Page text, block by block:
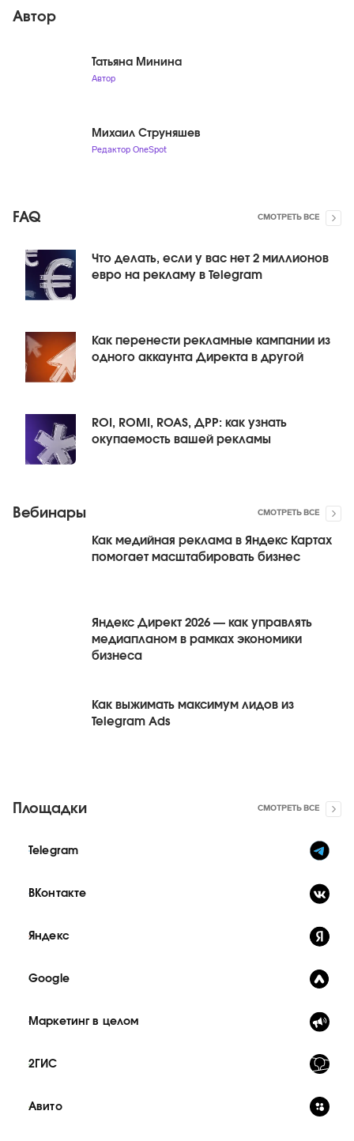
Автор
Татьяна Минина
Автор
Михаил Струняшев
Редактор OneSpot
FAQ СМОТРЕТЬ ВСЕ
Что делать, если у вас нет 2 миллионов
евро на рекламу в Telegram
Как перенести рекламные кампании из
одного аккаунта Директа в другой
ROI, ROMI, ROAS, ДРР: как узнать
окупаемость вашей рекламы
Вебинары СМОТРЕТЬ ВСЕ
Как медийная реклама в Яндекс Картах
помогает масштабировать бизнес
Яндекс Директ 2026 — как управлять
медиапланом в рамках экономики
бизнеса
Как выжимать максимум лидов из
Telegram Ads
Площадки СМОТРЕТЬ ВСЕ
Telegram
ВКонтакте
Яндекс
Google
Маркетинг в целом
2ГИС
Авито